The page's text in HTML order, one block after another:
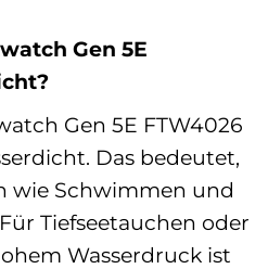
Gen 5E
Gen 5E FTW4026
Das bedeutet,
wie Schwimmen und
Tiefseetauchen oder
Wasserdruck ist